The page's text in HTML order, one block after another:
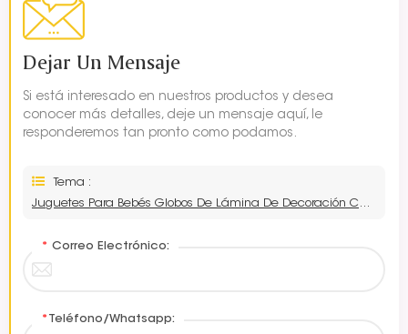
Dejar Un Mensaje
Si está interesado en nuestros productos y desea
conocer más detalles, deje un mensaje aquí, le
responderemos tan pronto como podamos.
Tema :
Juguetes Para Bebés Globos De Lámina De Decoración Con Forma De Nudo De Lazo
* Correo Electrónico:
* Teléfono/Whatsapp: